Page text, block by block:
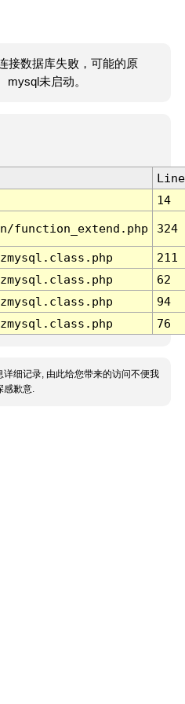
接数据库失败，可能的原
mysql未启动。
Line
14
function_extend.php 324
211
62
94
76
详细记录, 由此给您带来的访问不便我
感歉意.